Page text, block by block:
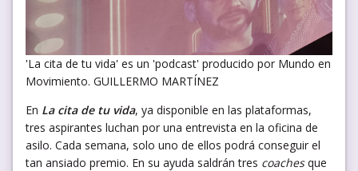
'La cita de tu vida' es un 'podcast' producido por Mundo en
Movimiento. GUILLERMO MARTÍNEZ
En La cita de tu vida, ya disponible en las plataformas,
tres aspirantes luchan por una entrevista en la oficina de
asilo. Cada semana, solo uno de ellos podrá conseguir el
tan ansiado premio. En su ayuda saldrán tres coachesque